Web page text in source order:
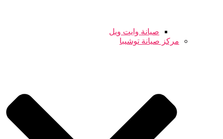
صيانة وايت ويل
مركز صيانة توشيبا